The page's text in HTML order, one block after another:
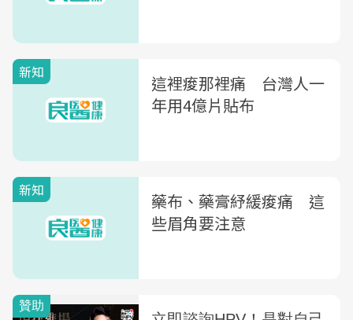
新知
這裡痠那裡痛 台灣人一
年用4億片貼布
新知
藥布、藥膏紓緩痠痛 這
些眉角要注意